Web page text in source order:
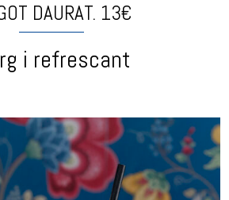
DAURAT. 13€
i refrescant